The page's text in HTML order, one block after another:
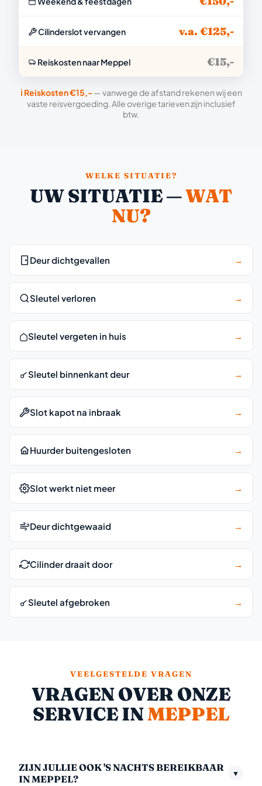
Cilinderslot vervangen v.a. €125,-
Reiskosten naar Meppel €15,-
ℹ️ Reiskosten €15,-— vanwege de afstand rekenen wij een
vaste reisvergoeding. Alle overige tarieven zijn inclusief
btw.
WELKE SITUATIE?
UW SITUATIE —WAT
NU?
Deur dichtgevallen →
Sleutel verloren →
Sleutel vergeten in huis →
Sleutel binnenkant deur →
Slot kapot na inbraak →
Huurder buitengesloten →
Slot werkt niet meer →
Deur dichtgewaaid →
Cilinder draait door →
Sleutel afgebroken →
VEELGESTELDE VRAGEN
VRAGEN OVER ONZE
SERVICE INMEPPEL
ZIJN JULLIE OOK 'S NACHTS BEREIKBAAR
IN MEPPEL?
▼